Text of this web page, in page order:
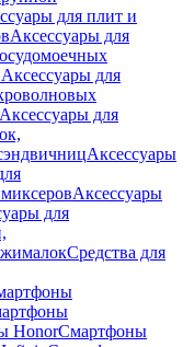
для плит и
Аксессуары для
Аксессуары для
Аксессуары для
Аксессуары
Аксессуары
для
Средства для
HonorСмартфоны